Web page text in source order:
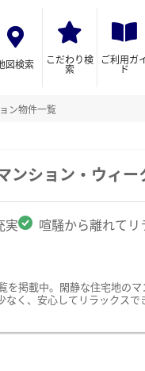
図検索 こだわり検
索
ご利用ガ
ド
ン物件一覧
ンション・ウィ
実 喧騒から離れてリ
掲載中。閑静な住宅地の
く、安心してリラックス